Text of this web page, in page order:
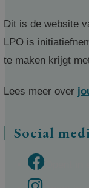
Dit is de website
LPO is
te maken krijgt
Lees meer over
Social